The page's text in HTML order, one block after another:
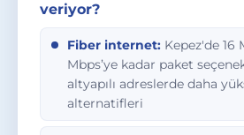
veriyor?
Fiber internet: Kepez'de 16
Mbps’ye kadar paket
altyapılı adreslerde daha
alternatifleri